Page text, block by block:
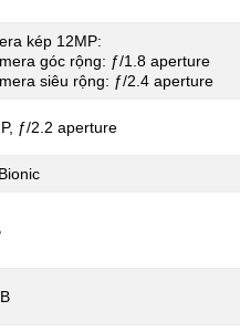
kép 12MP:
góc rộng: ƒ/1.8 aperture
siêu rộng: ƒ/2.4 aperture
ƒ/2.2 aperture